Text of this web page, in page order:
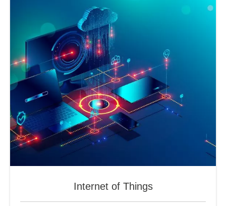
Internet of Things